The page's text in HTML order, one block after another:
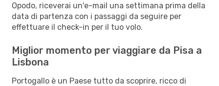
Opodo, riceverai un'e-mail una settimana prima della
data di partenza con i passaggi da seguire per
effettuare il check-in per il tuo volo.
Miglior momento per viaggiare da Pisa a
Lisbona
Portogallo è un Paese tutto da scoprire, ricco di